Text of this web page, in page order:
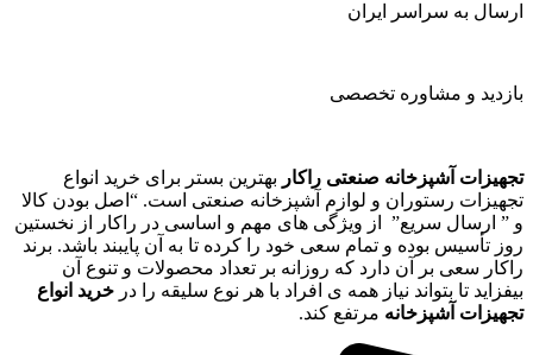
ارسال به سراسر ایران
بازدید و مشاوره تخصصی
تجهیزات آشپزخانه صنعتی راکار بهترین بستر برای خرید انواع
تجهیزات رستوران و لوازم آشپزخانه صنعتی است. “اصل بودن کالا
و ” ارسال سریع” از ویژگی های مهم و اساسی در راکار از نخستین
روز تأسیس بوده و تمام سعی خود را کرده تا به آن پایبند باشد. برند
راکار سعی بر آن دارد که روزانه بر تعداد محصولات و تنوع آن
بیفزاید تا بتواند نیاز همه ی افراد با هر نوع سلیقه را در خرید انواع
تجهیزات آشپزخانه مرتفع کند.